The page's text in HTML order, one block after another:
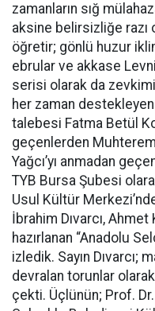
zamanların sığ
aksine belirsizliğe razı
öğretir; gönlü huzur
ebrular ve akkase
serisi olarak da
her zaman
talebesi Fatma Betül
geçenlerden Muhterem
Yağcı’yı anmadan
TYB Bursa Şubesi
Usul Kültür
İbrahim Dıvarcı,
hazırlanan “Anadolu
izledik. Sayın Dıvarcı;
devralan torunlar
çekti. Üçlünün; Prof.